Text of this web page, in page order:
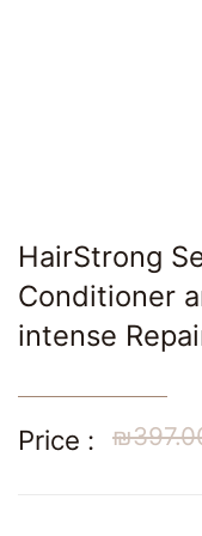
HairStrong
Conditioner
intense
Price : ₪